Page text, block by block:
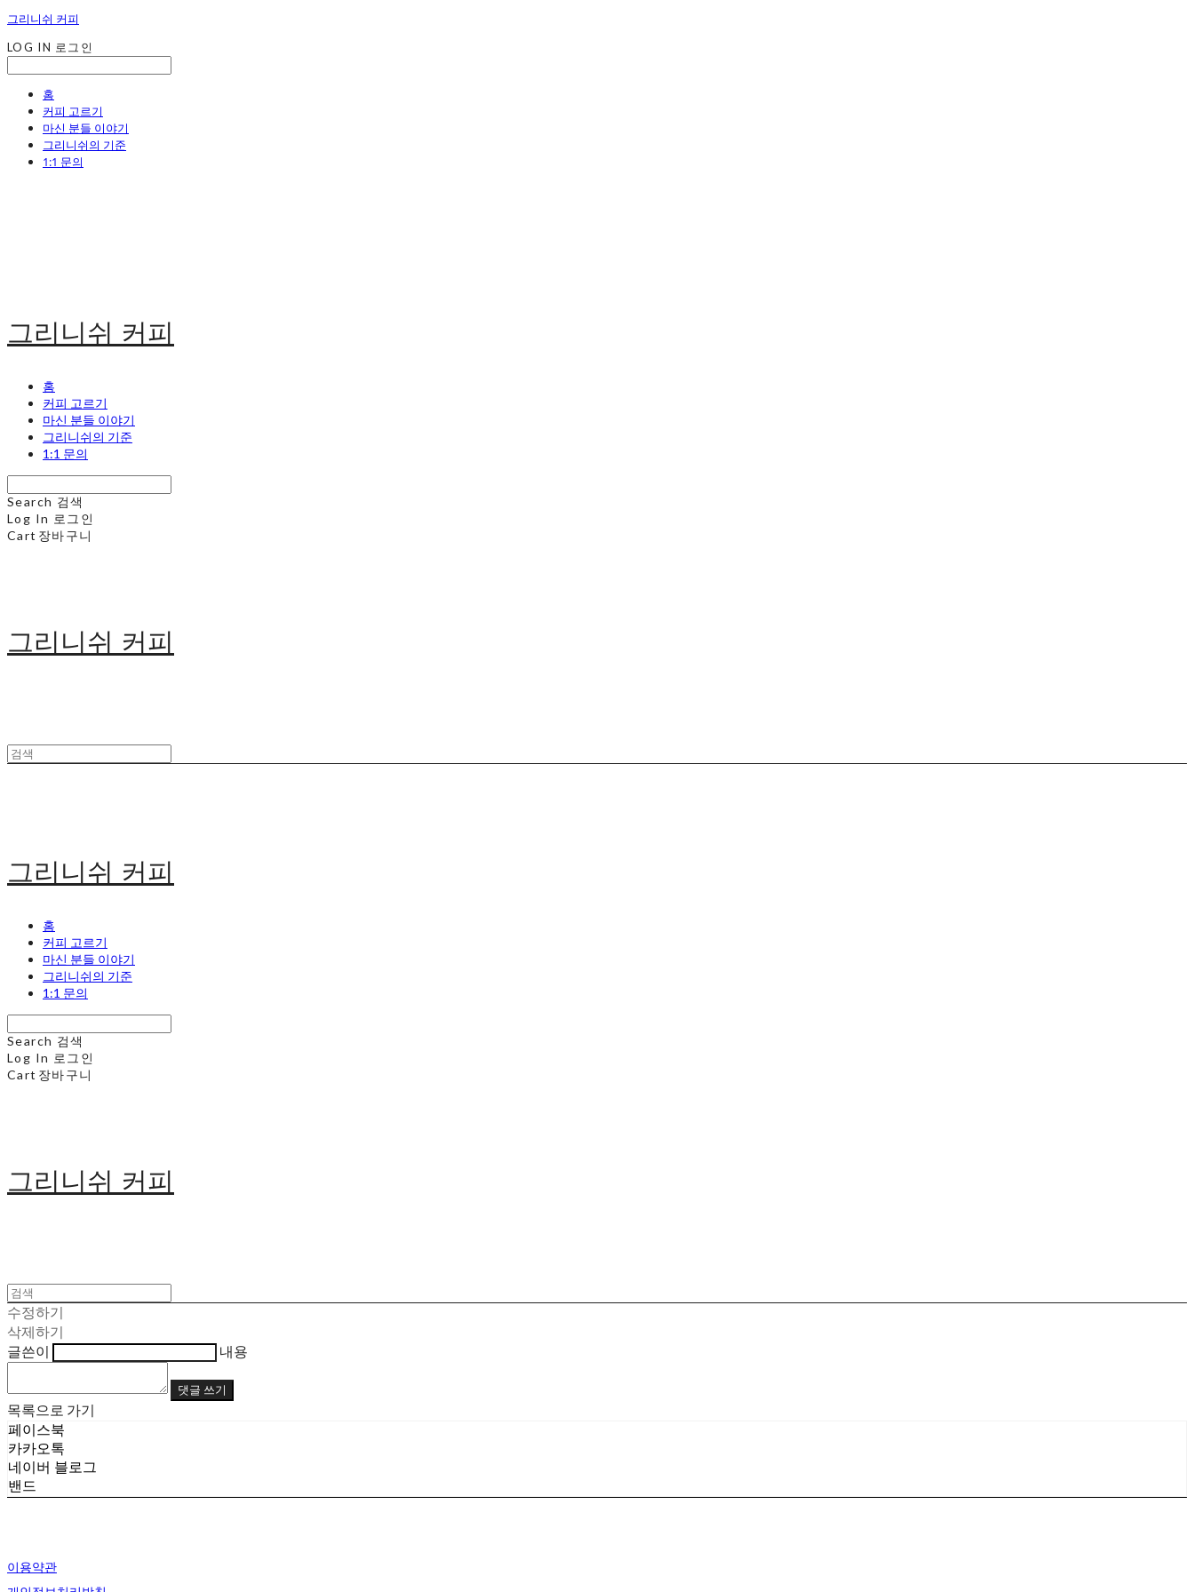
그리니쉬 커피
LOG IN 로그인
홈
커피 고르기
마신 분들 이야기
그리니쉬의 기준
1:1 문의
그리니쉬 커피
홈
커피 고르기
마신 분들 이야기
그리니쉬의 기준
1:1 문의
Search 검색
Log In 로그인
Cart 장바구니
그리니쉬 커피
그리니쉬 커피
홈
커피 고르기
마신 분들 이야기
그리니쉬의 기준
1:1 문의
Search 검색
Log In 로그인
Cart 장바구니
그리니쉬 커피
수정하기
삭제하기
글쓴이
내용
댓글 쓰기
목록으로 가기
페이스북
카카오톡
네이버 블로그
밴드
이용약관